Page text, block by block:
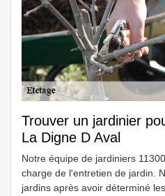
Trouver un jardinier
La Digne D Aval
Notre équipe de jardiniers
charge de l'entretien de jardin.
jardins après avoir déterminé